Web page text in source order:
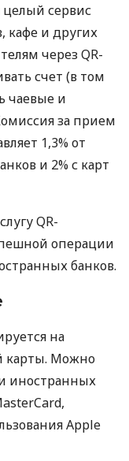
целый сервис
кафе и других
через QR-
счет (в том
чаевые и
за прием
1,3% от
и 2% с карт
QR-
операции
банков.
на
карты. Можно
иностранных
Apple